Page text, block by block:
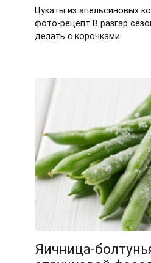
Цукаты из апельсиновых
фото-рецепт В разгар
делать с корочками
Яичница-